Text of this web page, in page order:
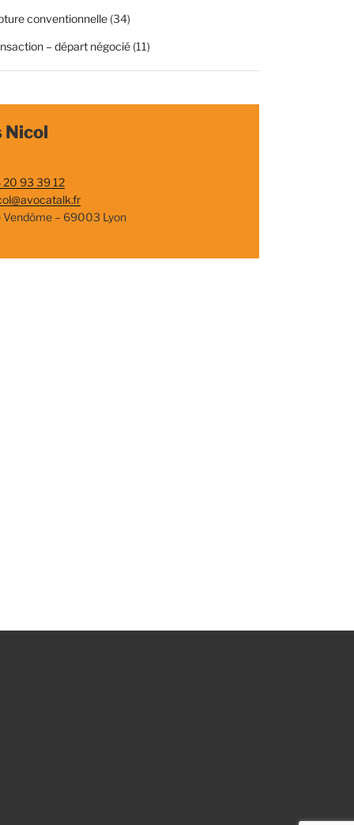
conventionnelle(34)
– départ négocié(11)
Nicol
93 39 12
Vendôme – 69003 Lyon